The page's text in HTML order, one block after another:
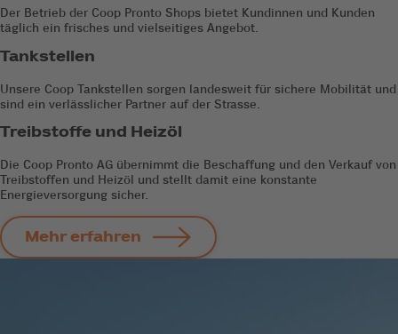
Der Betrieb der Coop Pronto Shops bietet Kundinnen und Kunden
täglich ein frisches und vielseitiges Angebot.
Tankstellen
Unsere Coop Tankstellen sorgen landesweit für sichere Mobilität und
sind ein verlässlicher Partner auf der Strasse.
Treibstoffe und Heizöl
Die Coop Pronto AG übernimmt die Beschaffung und den Verkauf von
Treibstoffen und Heizöl und stellt damit eine konstante
Energieversorgung sicher.
Mehr erfahren